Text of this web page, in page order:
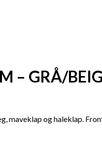
– GRÅ/
maveklap og haleklap.